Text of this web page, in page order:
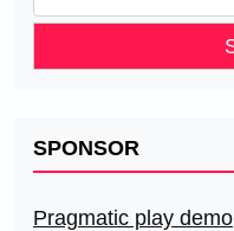
for:
SPONSOR
Pragmatic play demo